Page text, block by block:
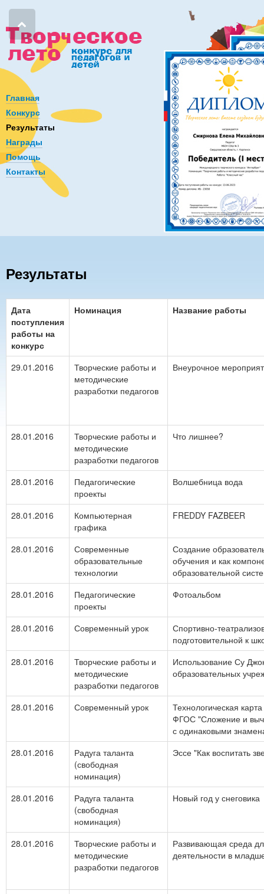
Главная
Конкурс
Результаты
Награды
Помощь
Контакты
Результаты
Дата
поступления
работы на
конкурс
Номинация Название работы
29.01.2016
Творческие работы и
методические
разработки педагогов
Внеурочное
28.01.2016
Творческие работы и
методические
разработки педагогов
Что лишнее?
28.01.2016
Педагогические
проекты
Волшебница вода
28.01.2016
Компьютерная
графика
FREDDY FAZBEER
28.01.2016
Современные
образовательные
технологии
Создание
обучения и как
образовательной
28.01.2016
Педагогические
проекты
Фотоальбом
28.01.2016 Современный урок
Спортивно-
подготовительной к
28.01.2016
Творческие работы и
методические
разработки педагогов
Использование Су
образовательных
28.01.2016 Современный урок
Технологическая
ФГОС "Сложение и
с одинаковыми
28.01.2016
Радуга таланта
(свободная
номинация)
Эссе "Как воспитать
28.01.2016
Радуга таланта
(свободная
номинация)
Новый год у снеговика
28.01.2016
Творческие работы и
методические
разработки педагогов
Развивающая среда
деятельности в